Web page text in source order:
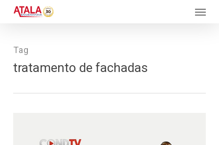
Menu
Tag
tratamento de fachadas